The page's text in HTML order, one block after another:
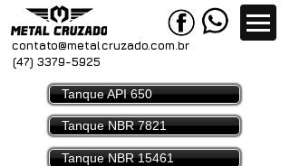
contato@metalcruzado.com.br
(47) 3379-5925
Tanque API 650
Tanque NBR 7821
Tanque NBR 15461